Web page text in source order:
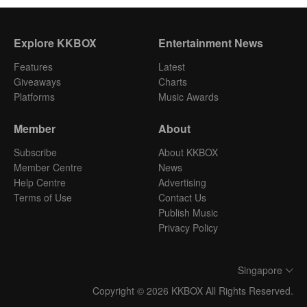
Explore KKBOX
Features
Giveaways
Platforms
Entertainment News
Latest
Charts
Music Awards
Member
Subscribe
Member Centre
Help Centre
Terms of Use
About
About KKBOX
News
Advertising
Contact Us
Publish Music
Privacy Policy
Singapore
Copyright © 2026 KKBOX All Rights Reserved.